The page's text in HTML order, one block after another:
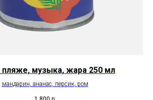
пляже, музыка, жара 250 мл
мандарин, ананас, персик, ром